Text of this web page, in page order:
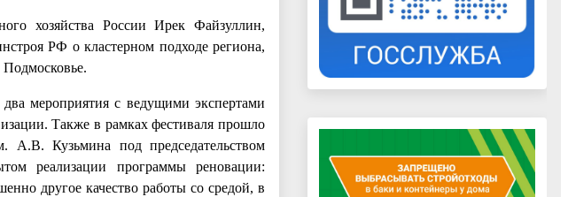
хозяйства России Ирек Файзуллин,
РФ о кластерном подходе региона,
Подмосковье.
мероприятия с ведущими экспертами
Также в рамках фестиваля прошло
А.В. Кузьмина под председательством
реализации программы реновации:
другое качество работы со средой, в